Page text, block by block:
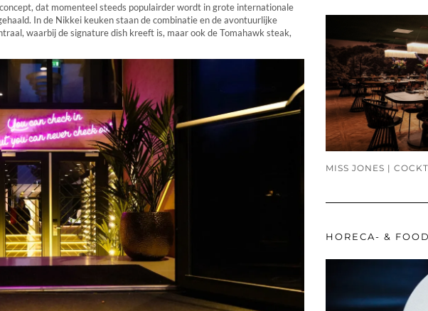
dat momenteel steeds populairder wordt in grote internationale
In de Nikkei keuken staan de combinatie en de avontuurlijke
waarbij de signature dish kreeft is, maar ook de Tomahawk steak,
HORECA- & FOOD